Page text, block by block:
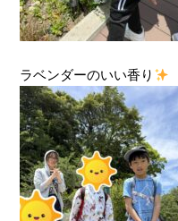
ラベンダーのいい香り